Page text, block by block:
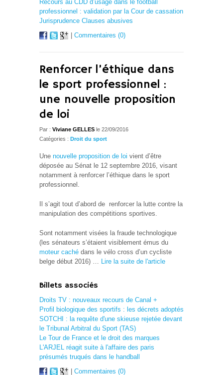
Recours au CDD d’usage dans le football
professionnel : validation par la Cour de cassation
Jurisprudence Clauses abusives
Commentaires (0)
Renforcer l’éthique dans
le sport professionnel :
une nouvelle proposition
de loi
Par : Viviane GELLES le 22/09/2016
Catégories : Droit du sport
Une nouvelle proposition de loi vient d’être
déposée au Sénat le 12 septembre 2016, visant
notamment à renforcer l’éthique dans le sport
professionnel.
Il s’agit tout d’abord de renforcer la lutte contre la
manipulation des compétitions sportives.
Sont notamment visées la fraude technologique
(les sénateurs s’étaient visiblement émus du
moteur caché dans le vélo cross d’un cycliste
belge début 2016) … Lire la suite de l'article
Billets associés
Droits TV : nouveaux recours de Canal +
Profil biologique des sportifs : les décrets adoptés
SOTCHI : la requête d'une skieuse rejetée devant
le Tribunal Arbitral du Sport (TAS)
Le Tour de France et le droit des marques
L'ARJEL réagit suite à l'affaire des paris
présumés truqués dans le handball
Commentaires (0)